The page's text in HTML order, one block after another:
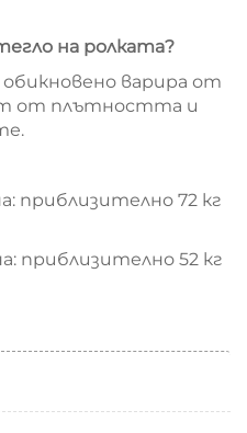
на ролката?
варира от
от плътността и
приблизително 72 кг
приблизително 52 кг